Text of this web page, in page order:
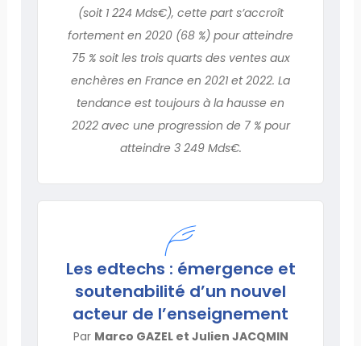
(soit 1 224 Mds€), cette part s’accroît
fortement en 2020 (68 %) pour atteindre
75 % soit les trois quarts des ventes aux
enchères en France en 2021 et 2022. La
tendance est toujours à la hausse en
2022 avec une progression de 7 % pour
atteindre 3 249 Mds€.
Les edtechs : émergence et
soutenabilité d’un nouvel
acteur de l’enseignement
Par Marco GAZEL et Julien JACQMIN